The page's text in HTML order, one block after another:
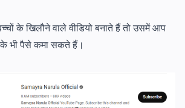
के खिलौने वाले वीडियो बनाते हैं तो उसमें आप
भी पैसे कमा सकते हैं।